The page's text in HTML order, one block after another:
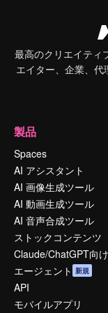
最高のクリエイティ
エイター、企業、
製品
Spaces
AI アシスタント
AI 画像生成ツール
AI 動画生成ツール
AI 音声合成ツール
ストックコンテンツ
Claude/ChatGPT向
エージェント 新規
API
モバイルアプリ